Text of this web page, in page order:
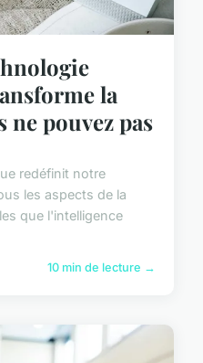
la
ne pouvez pas
redéfinit notre
les aspects de la
que l'intelligence
10 min de lecture →